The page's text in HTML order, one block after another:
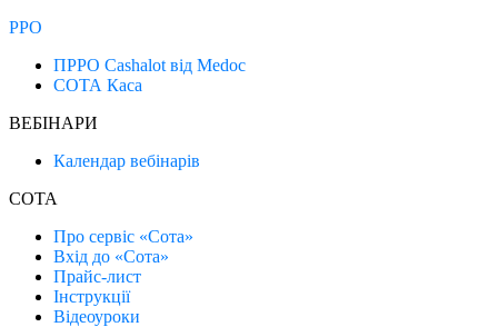
РРО
ПРРО Cashalot від Medoc
СОТА Каса
ВЕБІНАРИ
Календар вебінарів
СОТА
Про сервіс «Сота»
Вхід до «Сота»
Прайс-лист
Інструкції
Відеоуроки